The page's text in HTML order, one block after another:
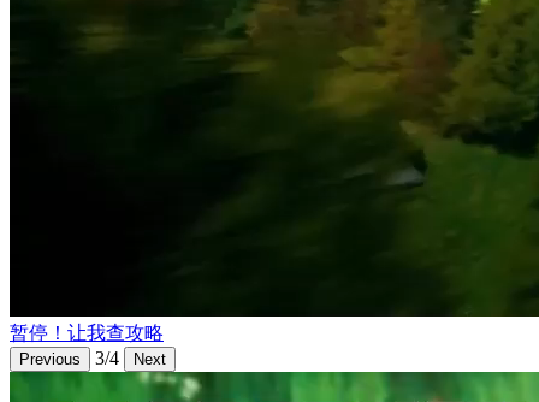
暂停！让我查攻略
Previous 3/4 Next